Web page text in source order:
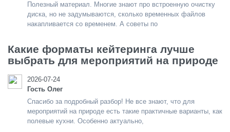
Полезный материал. Многие знают про встроенную очистку
диска, но не задумываются, сколько временных файлов
накапливается со временем. А советы по
Какие форматы кейтеринга лучше
выбрать для мероприятий на природе
2026-07-24
Гость Олег
Спасибо за подробный разбор! Не все знают, что для
мероприятий на природе есть такие практичные варианты, как
полевые кухни. Особенно актуально,